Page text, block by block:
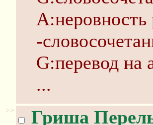
A:неровность
-
G:перевод на
...
>> Гриша